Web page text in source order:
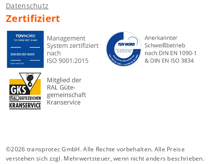
Datenschutz
Zertifiziert
©2026 transprotec GmbH. Alle Rechte vorbehalten. Alle Preise
verstehen sich zzgl. Mehrwertsteuer, wenn nicht anders beschrieben.